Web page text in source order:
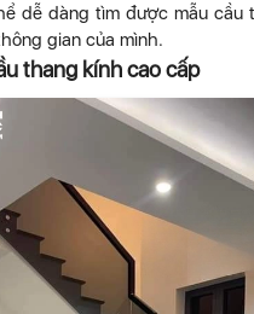
dễ dàng tìm được mẫu cầu
gian của mình.
thang kính cao cấp